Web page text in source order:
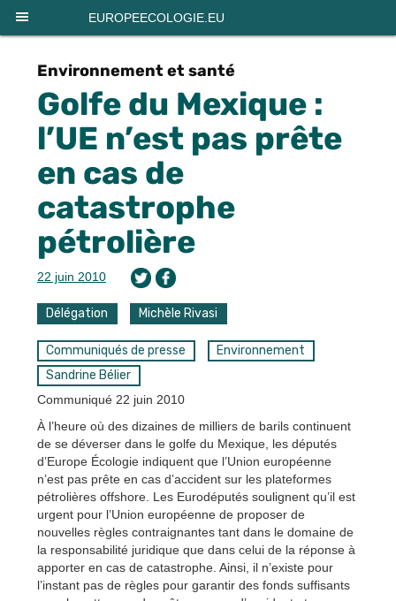
EUROPEECOLOGIE.EU
Environnement et santé
Golfe du Mexique :
l’UE n’est pas prête
en cas de
catastrophe
pétrolière
22 juin 2010
Délégation Michèle Rivasi
Communiqués de presse
Environnement
Sandrine Bélier
Communiqué 22 juin 2010
À l’heure où des dizaines de milliers de barils continuent
de se déverser dans le golfe du Mexique, les députés
d’Europe Écologie indiquent que l’Union européenne
n’est pas prête en cas d’accident sur les plateformes
pétrolières offshore. Les Eurodéputés soulignent qu’il est
urgent pour l’Union européenne de proposer de
nouvelles règles contraignantes tant dans le domaine de
la responsabilité juridique que dans celui de la réponse à
apporter en cas de catastrophe. Ainsi, il n’existe pour
l’instant pas de règles pour garantir des fonds suffisants